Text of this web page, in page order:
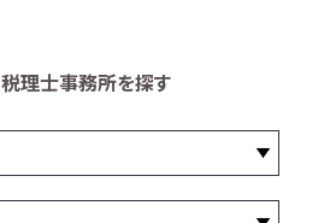
税理士事務所を探す